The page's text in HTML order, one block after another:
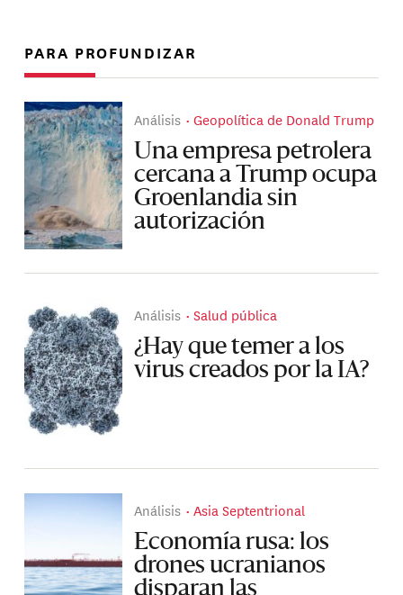
PARA PROFUNDIZAR
Análisis Geopolítica de Donald Trump
Una empresa petrolera
cercana a Trump ocupa
Groenlandia sin
autorización
Análisis Salud pública
¿Hay que temer a los
virus creados por la IA?
Análisis Asia Septentrional
Economía rusa: los
drones ucranianos
disparan las